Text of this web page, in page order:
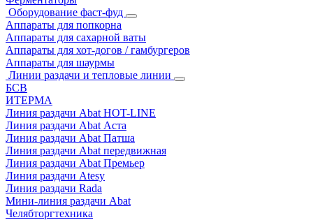
Оборудование фаст-фуд
Аппараты для попкорна
Аппараты для сахарной ваты
Аппараты для хот-догов / гамбургеров
Аппараты для шаурмы
Линии раздачи и тепловые линии
БСВ
ИТЕРМА
Линия раздачи Abat HOT-LINE
Линия раздачи Abat Аста
Линия раздачи Abat Патша
Линия раздачи Abat передвижная
Линия раздачи Abat Премьер
Линия раздачи Atesy
Линия раздачи Rada
Мини-линия раздачи Abat
Челябторгтехника